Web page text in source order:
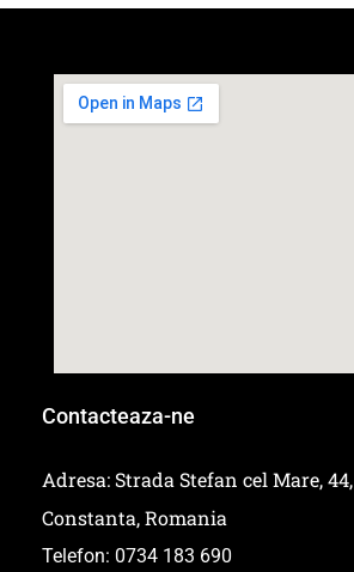
Contacteaza-ne
Adresa: Strada Stefan cel Mare, 44,
Constanta, Romania
Telefon: 0734 183 690